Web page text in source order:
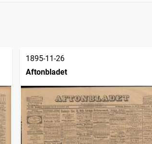
1895-11-26
Aftonbladet